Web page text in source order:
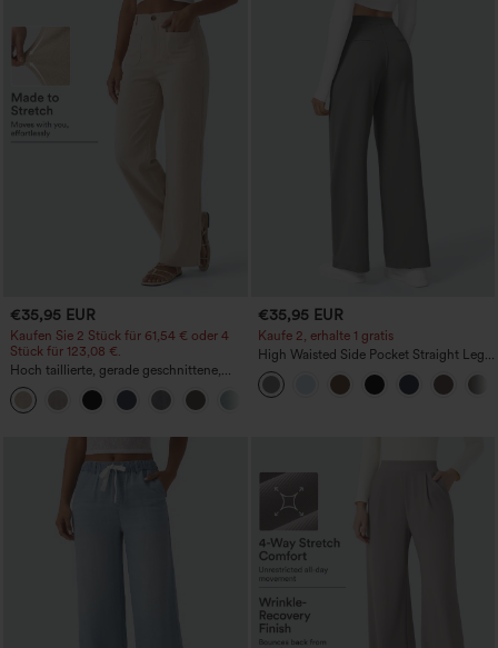
€35,95 EUR
Kaufen Sie 2 Stück für 61,54 € oder 4
Stück für 123,08 €.
Hoch taillierte, gerade geschnittene,
legere Leinen-Optik-Hose mit Taschen
€35,95 EUR
Kaufe 2, erhalte 1 gratis
High Waisted Side Pocket Straight Leg
Work Pants